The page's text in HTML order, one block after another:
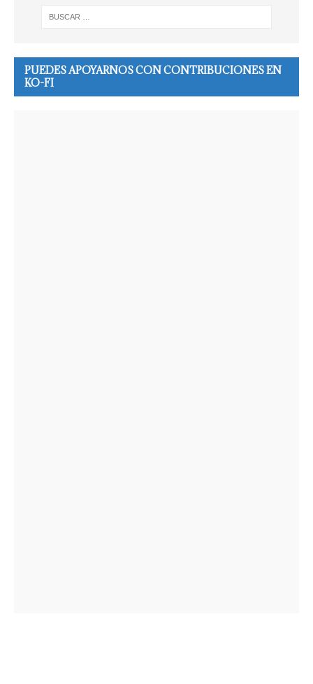
PUEDES APOYARNOS CON CONTRIBUCIONES EN
KO-FI